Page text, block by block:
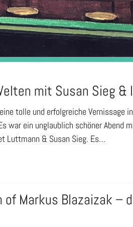
mit Susan Sieg
tolle und erfolgreiche Vernissage
ein unglaublich schöner Abend
Luttmann & Susan Sieg. Es…
of Markus Blazaizak –